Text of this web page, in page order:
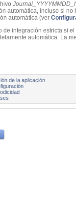
automática, incluso si
automática (ver
de integración estricta si
automática. La
de la aplicación